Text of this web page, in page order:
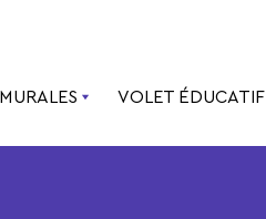
MURALES VOLET ÉDUCATIF